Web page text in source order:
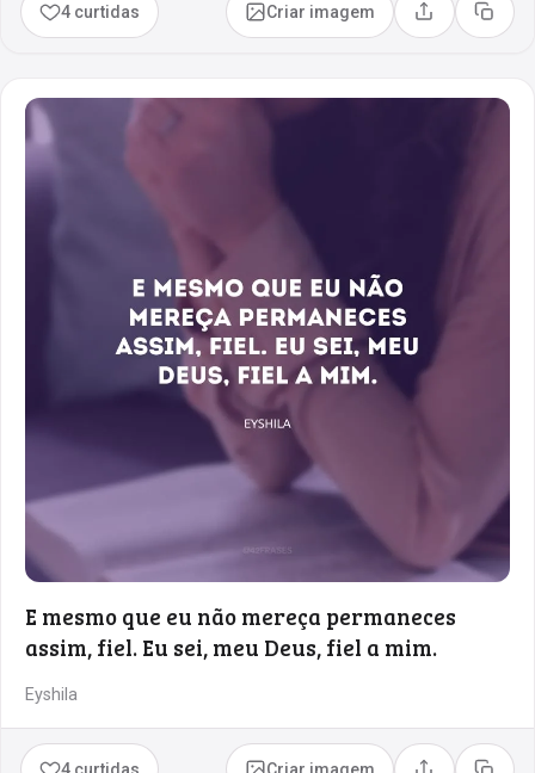
4 curtidas Criar imagem Compartilhar
Copiar
E mesmo que eu não mereça permaneces
assim, fiel. Eu sei, meu Deus, fiel a mim.
Eyshila
4 curtidas Criar imagem